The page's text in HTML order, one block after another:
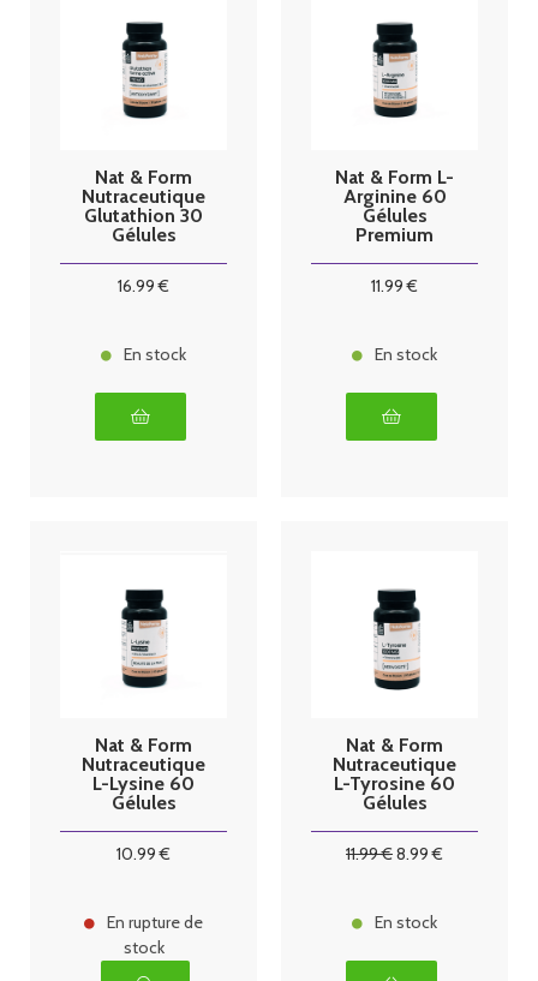
Nat & Form
Nutraceutique
Glutathion 30
Gélules
16.99 €
En stock
Nat & Form L-
Arginine 60
Gélules
Premium
11.99 €
En stock
Nat & Form
Nutraceutique
L-Lysine 60
Gélules
10.99 €
En rupture de
stock
Nat & Form
Nutraceutique
L-Tyrosine 60
Gélules
11.99€8.99 €
En stock